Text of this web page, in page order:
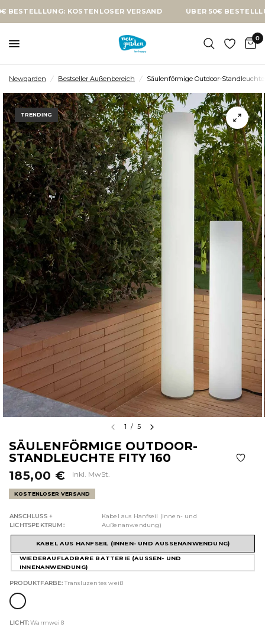
KOSTENLOSER VERSAND ÜBER 50€ BESTELLLUNG:
0
Newgarden / Bestseller Außenbereich / Säulenförmige Outdoor-Standleuchte
TRENDING
1 / 5
SÄULENFÖRMIGE OUTDOOR-
STANDLEUCHTE FITY 160
185,00 €
Inkl. MwSt.
KOSTENLOSER VERSAND
ANSCHLUSS +
LICHTSPEKTRUM:
Kabel aus Hanfseil (Innen- und
Außenanwendung)
KABEL AUS HANFSEIL (INNEN- UND AUSSENANWENDUNG)
WIEDERAUFLADBARE BATTERIE (AUSSEN- UND I
NNENANWENDUNG)
PRODUKTFARBE: Transluzentes weiß
LICHT:Warmweiß